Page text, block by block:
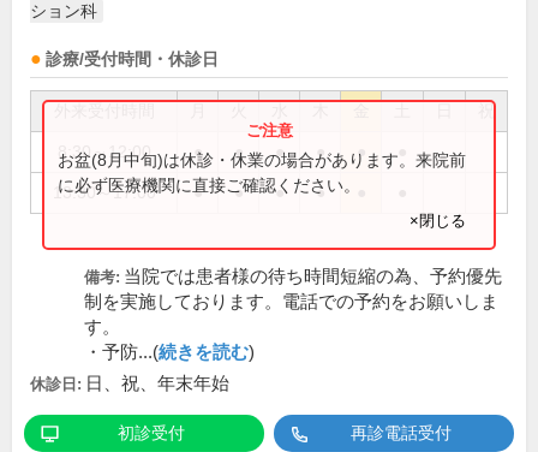
ション科
診療/受付時間・休診日
祝
8:30～12:00 ● ● ● ● ●
13:30～17:00 ● ● ● ●
お盆(8月中旬)は休診・休業の場合があります。来院前
に必ず医療機関に直接ご確認ください。
×閉じる
備考: 当院では患者様の待ち時間短縮の為、予約優先
制を実施しております。電話での予約をお願いしま
す。
・予防...(続きを読む)
休診日: 日、祝、年末年始
初診受付 再診電話受付